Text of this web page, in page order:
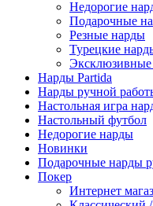
Недорогие
Подарочные
Резные нарды
Турецкие
Нарды Partida
Нарды ручной
Настольная игра
Настольный футбол
Недорогие нарды
Новинки
Подарочные нарды
Покер
Интернет